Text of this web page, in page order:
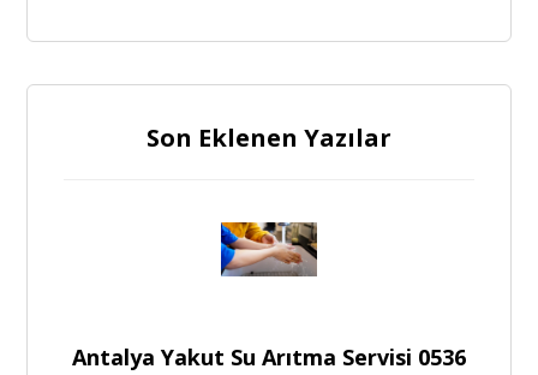
Son Eklenen Yazılar
Antalya Yakut Su Arıtma Servisi 0536